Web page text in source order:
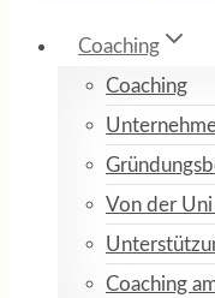
Coaching
Coaching
Von der
Coaching